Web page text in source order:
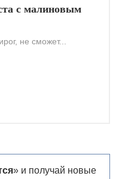
с малиновым
не сможет...
» и получай новые